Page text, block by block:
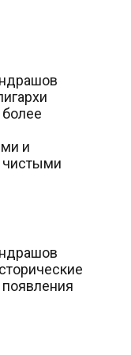
и
чистыми